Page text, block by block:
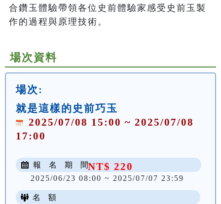
合鑽玉體驗帶領各位史前體驗家感受史前玉製
作的過程與原理技術。
場次資料
場次:
就是這樣的史前巧玉
2025/07/08 15:00 ~ 2025/07/08
17:00
NT$ 220
報 名 期 間
2025/06/23 08:00 ~ 2025/07/07 23:59
名 額